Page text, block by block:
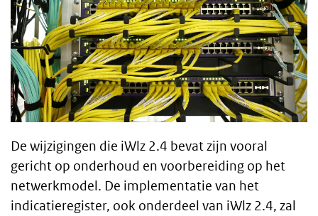
De wijzigingen die iWlz 2.4 bevat zijn vooral
gericht op onderhoud en voorbereiding op het
netwerkmodel. De implementatie van het
indicatieregister, ook onderdeel van iWlz 2.4, zal